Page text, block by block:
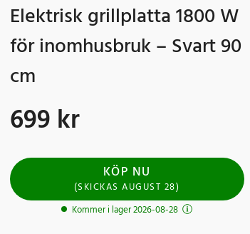
Elektrisk grillplatta 1800 W
för inomhusbruk – Svart 90
cm
Pris:699 kr
699 kr
KÖP NU
(SKICKASAUGUST 28)
Kommer i lager 2026-08-28